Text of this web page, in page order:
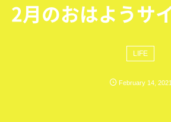
2月のおはようサ
LIFE
February 14 ,2021